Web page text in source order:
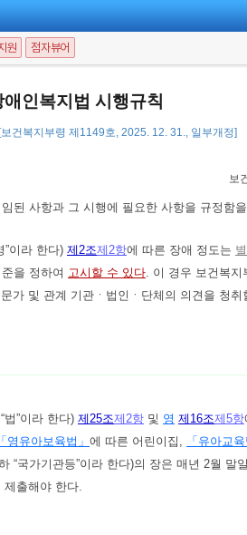
원 점자뷰어
애인복지법 시행규칙
건복지부령 제1149호, 2025. 12. 31., 일부개정]
보
된 사항과 그 시행에 필요한 사항을 규정함
”이라 한다) 제2조제2항에 따른 장애 정도는
을 정하여 고시할 수 있다. 이 경우 보건복지
가 및 관계 기관ㆍ법인ㆍ단체의 의견을 청
법”이라 한다) 제25조제2항 및 영 제16조제5항
「영유아보육법」 에 따른 어린이집, 「유아교육
“국가기관등”이라 한다)의 장은 매년 2월 말
제출해야 한다.